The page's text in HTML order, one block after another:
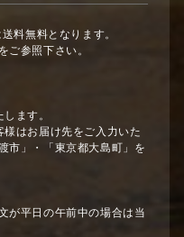
料無料となります。
ご参照下さい。
ます。
はお届け先をご入力いた
市」・「東京都大島町」を
が平日の午前中の場合は当